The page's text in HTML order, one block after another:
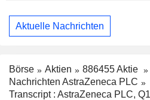
Aktuelle Nachrichten
Börse Aktien
886455 Aktie
Nachrichten AstraZeneca PLC
Transcript : AstraZeneca PLC,